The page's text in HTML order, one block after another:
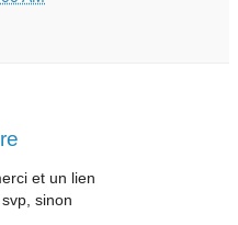
et un lien
sinon